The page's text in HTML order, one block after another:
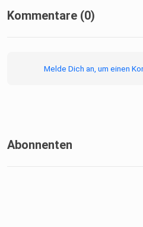
Kommentare (0)
Melde Dich an, um einen
Abonnenten